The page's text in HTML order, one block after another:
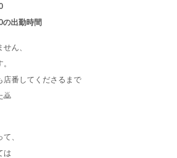
出勤時間
ん、
店番してくださるまで
🙇
、
は